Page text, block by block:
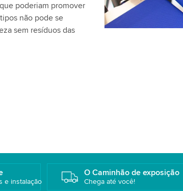
Aceitar
poderiam promover
não pode se
sem resíduos das
e instalação
O Caminhão de exposição
Chega até você!